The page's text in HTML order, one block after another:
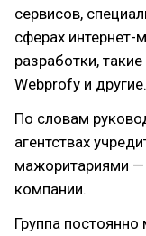
сервисов,
сферах интернет-
разработки,
Webprofy и другие.
По словам
агентствах
мажоритариями
компании.
Группа